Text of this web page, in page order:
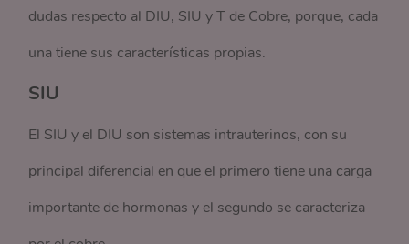
dudas respecto al DIU, SIU y T de Cobre, porque, cada
una tiene sus características propias.
SIU
El SIU y el DIU son sistemas intrauterinos, con su
principal diferencial en que el primero tiene una carga
importante de hormonas y el segundo se caracteriza